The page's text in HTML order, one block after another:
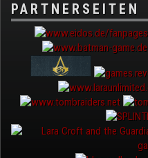
PARTNERSEITEN